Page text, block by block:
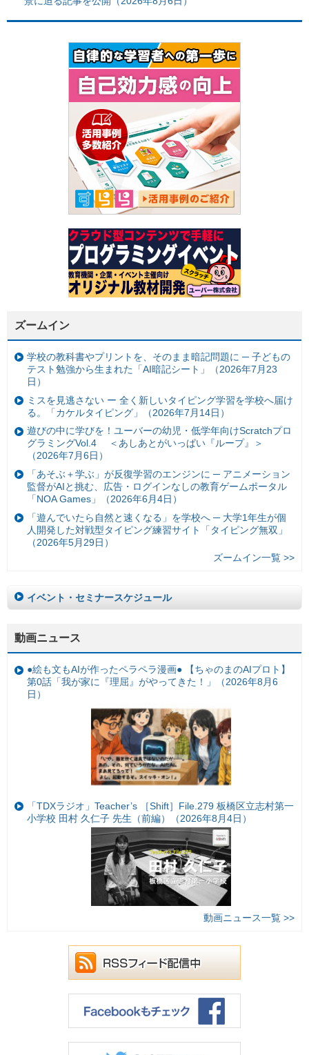
ズームイン
学校の教科書やプリントを、そのまま暗記問題に ─ 子どもの
テスト勉強から生まれた「AI暗記シート」（2026年7月23
日）
ミスを見逃さない ー 全く新しいタイピング学習を学校へ届け
る。「カケルタイピング」（2026年7月14日）
遊びの中に学びを！ユーバーの幼児・低学年向けScratchプロ
グラミングVol.4 ＜あしあとがいっぱい『ループ』＞
（2026年7月6日）
「あそぶ＋学ぶ」が反復学習のエンジンに ─ アニメーション
監督がAIと挑む、広告・ログインなしの教育ゲームポータル
「NOA Games」（2026年6月4日）
「遊んでいたら自然と速くなる」を学校へ ─ 大学1年生が個
人開発した対戦型タイピング練習サイト「タイピング無双」
（2026年5月29日）
ズームイン一覧 >>
イベント・セミナースケジュール
動画ニュース
●絵も文もAIが作ったペラペラ漫画● 【ちゃのまのAIプロト】
第0話「我が家に『理屈』がやってきた！」（2026年8月6
日）
「TDXラジオ」Teacher’s ［Shift］File.279 板橋区立志村第一
小学校 田村 久仁子 先生（前編）（2026年8月4日）
動画ニュース一覧 >>